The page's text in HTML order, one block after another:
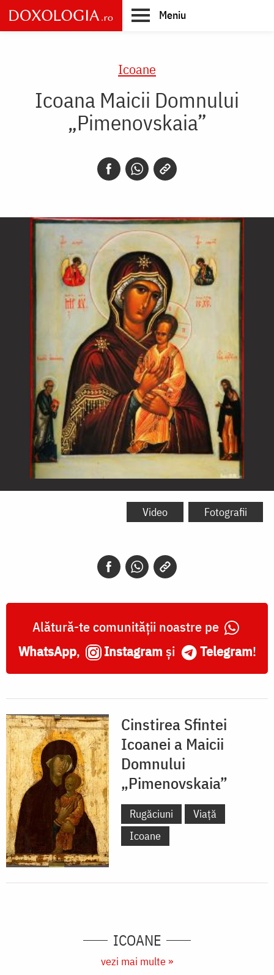
Skip
to
main
Meniu
Icoane
Icoana Maicii Domnului
„Pimenovskaia”
Icoana
Video Fotografii
Alătură-te comunității noastre pe
WhatsApp, Instagram și Telegram!
Cinstirea Sfintei
Icoanei a Maicii
Domnului
„Pimenovskaia”
Rugăciuni
Viață
Icoane
ICOANE
vezi mai multe »